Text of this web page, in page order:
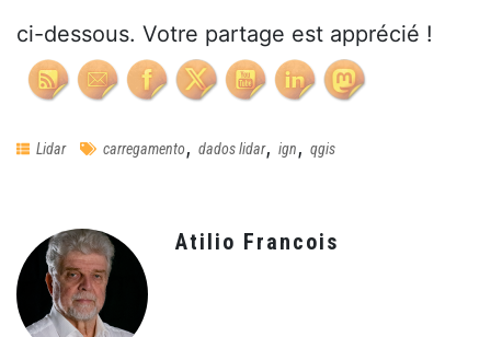
ci-dessous. Votre partage est apprécié !
Lidar carregamento, dados lidar, ign, qgis
Atilio Francois